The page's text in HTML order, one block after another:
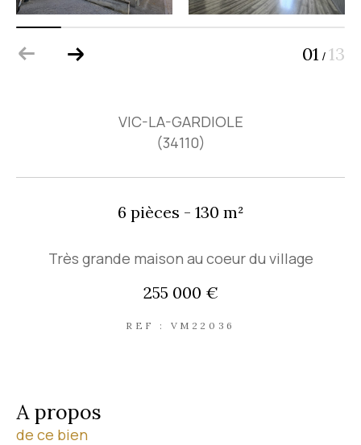
01 / 13
VIC-LA-GARDIOLE
(34110)
6 pièces - 130 m²
Très grande maison au coeur du village
255 000 €
REF : VM22036
a propos
de ce bien